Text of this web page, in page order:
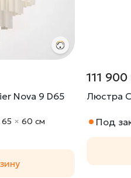
Nova 9 D65
65 ×60 cм
111 900
Люстра
Под